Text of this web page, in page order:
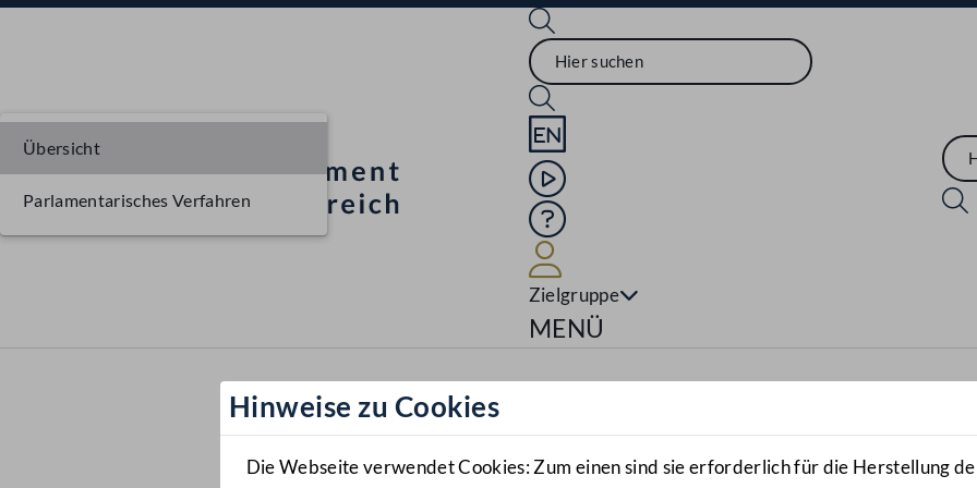
Sprache English
Mediathek
Hilfe
Zielgruppe
Navigationsmenü öffnen
MENÜ
Hinweise zu Cookies
Die Webseite verwendet Cookies: Zum einen sind sie erforderlich für die Herstellung
Übersicht
Parlamentarisches Verfahren